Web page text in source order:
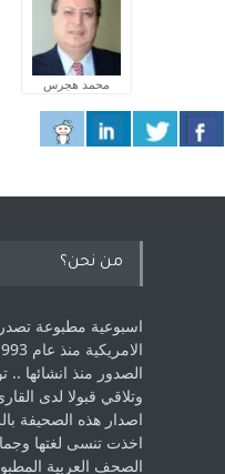
محمد هجرس
من نحن؟
اسبوعية مطبوعة تصدر
الصدور منذ انشائها
‏وتلاقي قبولا لدى
اصدار هذه الصحيفة
اخذت ‏تنسى لغتها
الصحف العربية